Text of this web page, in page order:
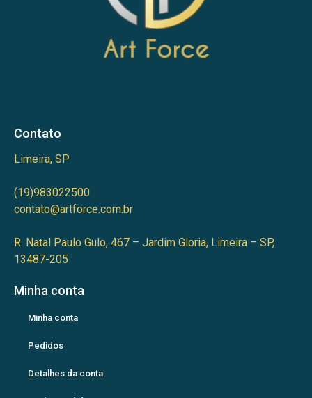
Contato
Limeira, SP
(19)983022500
contato@artforce.com.br
R. Natal Paulo Gulo, 467 – Jardim Gloria, Limeira – SP,
13487-205
Minha conta
Minha conta
Pedidos
Detalhes da conta